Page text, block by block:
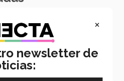
EXATEC en el elenco de El
Ópera México
Preciado
de PrepaTec Qro al teatro
×
newsletter de